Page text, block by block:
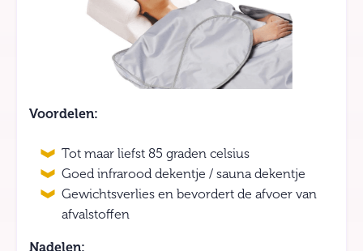
Voordelen:
Tot maar liefst 85 graden celsius
Goed infrarood dekentje / sauna dekentje
Gewichtsverlies en bevordert de afvoer van
afvalstoffen
Nadelen: